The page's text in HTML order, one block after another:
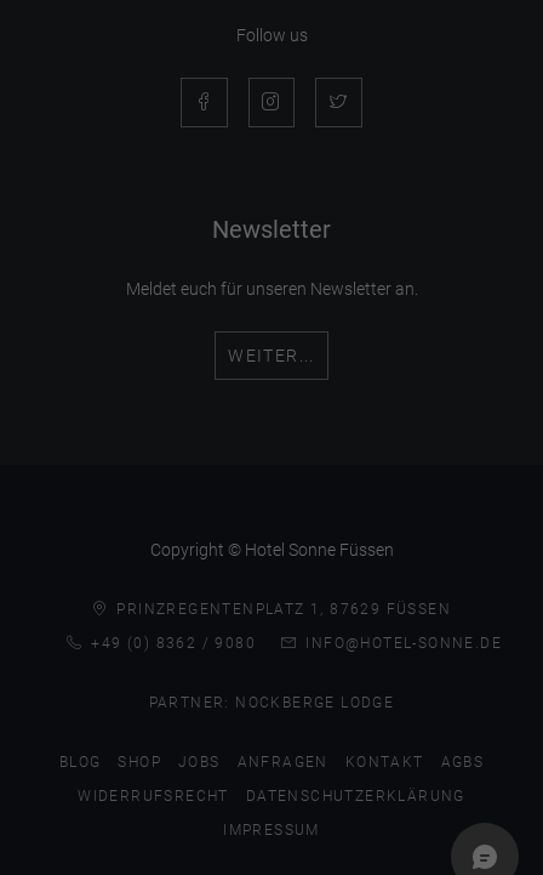
Follow us
Newsletter
Meldet euch für unseren Newsletter an.
WEITER...
Copyright © Hotel Sonne Füssen
PRINZREGENTENPLATZ 1, 87629 FÜSSEN
+49 (0) 8362 / 9080
INFO@HOTEL-SONNE.DE
PARTNER: NOCKBERGE LODGE
BLOG SHOP JOBS ANFRAGEN KONTAKT
AGBS
WIDERRUFSRECHT
DATENSCHUTZERKLÄRUNG
IMPRESSUM